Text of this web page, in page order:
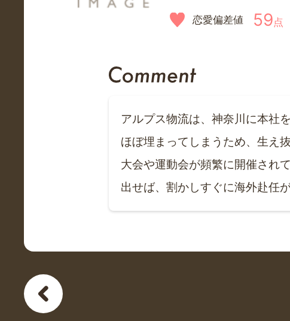
恋愛偏差値 59点
アルプス物流は、神奈川に本社
ほぼ埋まってしまうため、生え
大会や運動会が頻繁に開催され
出せば、割かしすぐに海外赴任